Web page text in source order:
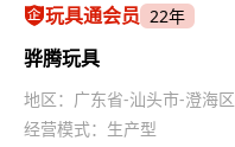
玩具通会员 22年
骅腾玩具
地区：广东省-汕头市-澄海区
经营模式：生产型